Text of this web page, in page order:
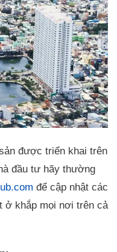
được triển khai trên
đầu tư hãy thường
để cập nhật các
ở khắp mọi nơi trên cả